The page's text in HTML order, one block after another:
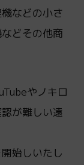
などの小さ
どその他商
やノキロ
が難しい遠
始しいたし